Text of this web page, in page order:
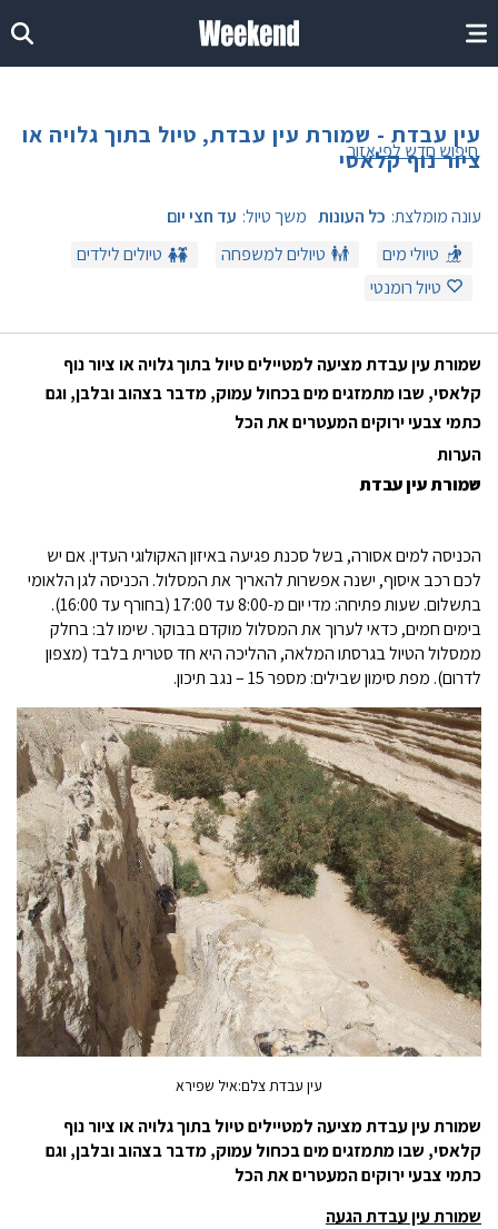
עין עבדת - שמורת עין עבדת, טיול בתוך גלויה או
ציור נוף קלאסי
חיפוש חדש לפי אזור
שמורת עין עבדת מציעה למטיילים טיול בתוך גלויה או ציור נוף
קלאסי, שבו מתמזגים מים בכחול עמוק, מדבר בצהוב ובלבן, וגם
כתמי צבעי ירוקים המעטרים את הכל
עונה מומלצת: כל העונות משך טיול: עד חצי יום
טיולי מים
טיולים למשפחה
טיולים לילדים
טיול רומנטי
הערות
שמורת עין עבדת
הכניסה למים אסורה, בשל סכנת פגיעה באיזון האקולוגי העדין. אם יש
לכם רכב איסוף, ישנה אפשרות להאריך את המסלול. הכניסה לגן הלאומי
בתשלום. שעות פתיחה: מדי יום מ-8:00 עד 17:00 (בחורף עד 16:00).
בימים חמים, כדאי לערוך את המסלול מוקדם בבוקר. שימו לב: בחלק
ממסלול הטיול בגרסתו המלאה, ההליכה היא חד סטרית בלבד (מצפון
לדרום). מפת סימון שבילים: מספר 15 – נגב תיכון.
עין עבדת צלם:איל שפירא
שמורת עין עבדת מציעה למטיילים טיול בתוך גלויה או ציור נוף
קלאסי, שבו מתמזגים מים בכחול עמוק, מדבר בצהוב ובלבן, וגם
כתמי צבעי ירוקים המעטרים את הכל
שמורת עין עבדת הגעה